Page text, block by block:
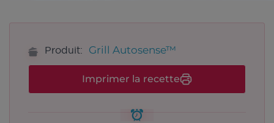
Produit: Grill Autosense™
Imprimer la recette